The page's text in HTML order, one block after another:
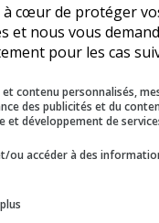
à cœur de protéger
et nous vous
pour les cas
et contenu personnalisés,
des publicités et du
et développement de
ou accéder à des